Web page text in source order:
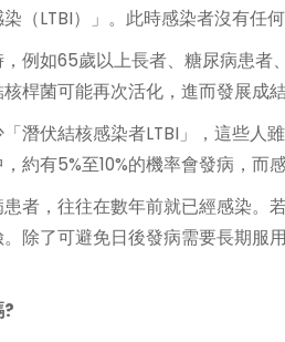
（LTBI）」。此時感染者沒有任
例如65歲以上長者、糖尿病患
桿菌可能再次活化，進而發展成
潛伏結核感染者LTBI」，這些
約有5%至10%的機率會發病，而
者，往往在數年前就已經感染。
除了可避免日後發病需要長期服